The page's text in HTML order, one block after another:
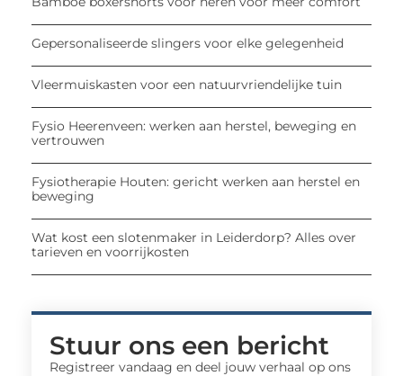
Gepersonaliseerde slingers voor elke gelegenheid
Vleermuiskasten voor een natuurvriendelijke tuin
Fysio Heerenveen: werken aan herstel, beweging en
vertrouwen
Fysiotherapie Houten: gericht werken aan herstel en
beweging
Wat kost een slotenmaker in Leiderdorp? Alles over
tarieven en voorrijkosten
Stuur ons een bericht
Registreer vandaag en deel jouw verhaal op ons